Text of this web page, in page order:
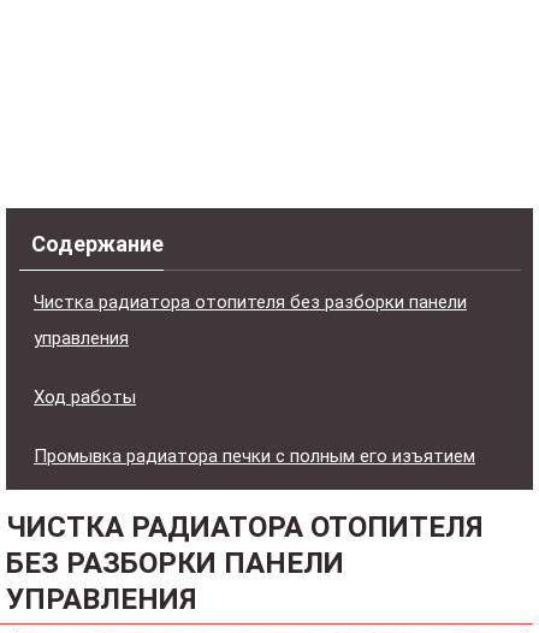
Содержание
Чистка радиатора отопителя без разборки панели
управления
Ход работы
Промывка радиатора печки с полным его изъятием
ЧИСТКА РАДИАТОРА ОТОПИТЕЛЯ
БЕЗ РАЗБОРКИ ПАНЕЛИ
УПРАВЛЕНИЯ